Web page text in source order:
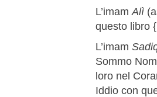
L’imamAlì
questo libro
L’imam
Sommo
loro nel
Iddio con